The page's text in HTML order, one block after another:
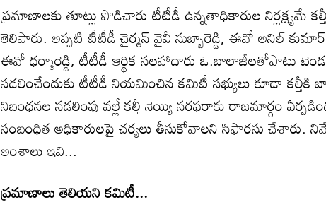
ప్రమాణాలకు తూట్లు పొడిచారు టీటీడీ ఉన్నతాధికారుల నిర్లక్ష్యమే
తెలిపారు. అప్పటి టీటీడీ చైర్మన్‌ వైవీ సుబ్బారెడ్డి, ఈవో అనిల్‌
ఈవో ధర్మారెడ్డి, టీటీడీ ఆర్థిక సలహాదారు ఓ.బాలాజీలతోపాటు
సడలించేందుకు టీటీడీ నియమించిన కమిటీ సభ్యులు కూడా కల్తీకి
నిబంధనల సడలింపు వల్లే కల్తీ నెయ్యి సరఫరాకు రాజమార్గం
సంబంధిత అధికారులపై చర్యలు తీసుకోవాలని సిఫారసు చేశారు.
అంశాలు ఇవి...
ప్రమాణాలు తెలియని కమిటీ...